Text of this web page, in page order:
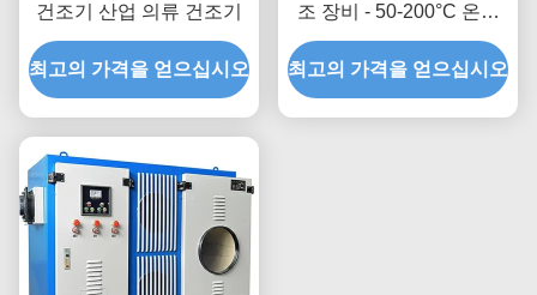
건조기 산업 의류 건조기
최고의 가격을 얻으십시오
조 장비 - 50-200°C 온도
범위에서 빠르고 정밀한
건조
최고의 가격을 얻으십시오